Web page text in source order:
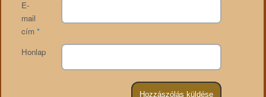
E-
mail
cím *
Honlap